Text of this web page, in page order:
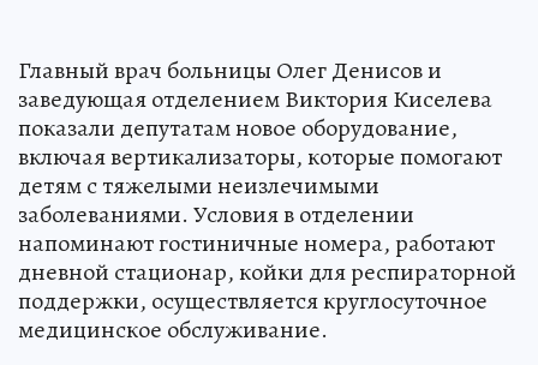
Главный врач больницы Олег Денисов и
заведующая отделением Виктория Киселева
показали депутатам новое оборудование,
включая вертикализаторы, которые помогают
детям с тяжелыми неизлечимыми
заболеваниями. Условия в отделении
напоминают гостиничные номера, работают
дневной стационар, койки для респираторной
поддержки, осуществляется круглосуточное
медицинское обслуживание.